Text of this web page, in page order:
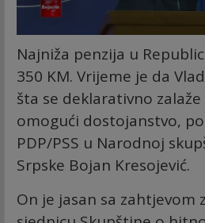
Najniža penzija u
350 KM. Vrijeme je da
šta se deklarativno
omogući dostojanstvo,
PDP/PSS u Narodnoj
Srpske Bojan Kresojević.
On je jasan sa zahtjevom